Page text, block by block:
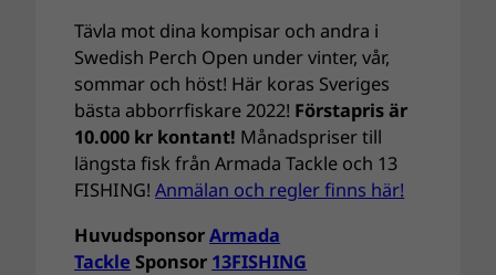
Tävla mot dina kompisar och andra i
Swedish Perch Open under vinter, vår,
sommar och höst! Här koras Sveriges
bästa abborrfiskare 2022! Förstapris är
10.000 kr kontant! Månadspriser till
längsta fisk från Armada Tackle och 13
FISHING!Anmälan och regler finns här!
HuvudsponsorArmada
Tackle Sponsor 13FISHING